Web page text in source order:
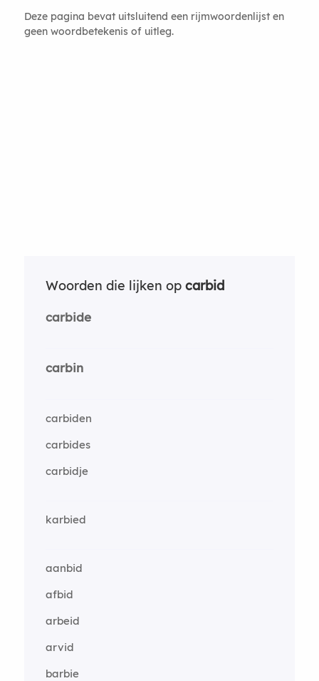
Deze pagina bevat uitsluitend een rijmwoordenlijst en
geen woordbetekenis of uitleg.
Woorden die lijken op carbid
carbide
carbin
carbiden
carbides
carbidje
karbied
aanbid
afbid
arbeid
arvid
barbie